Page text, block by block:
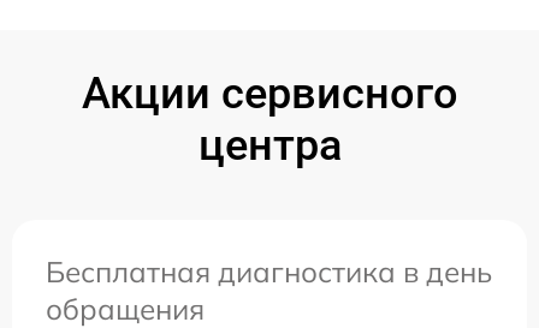
Акции сервисного
центра
Бесплатная диагностика в день
обращения